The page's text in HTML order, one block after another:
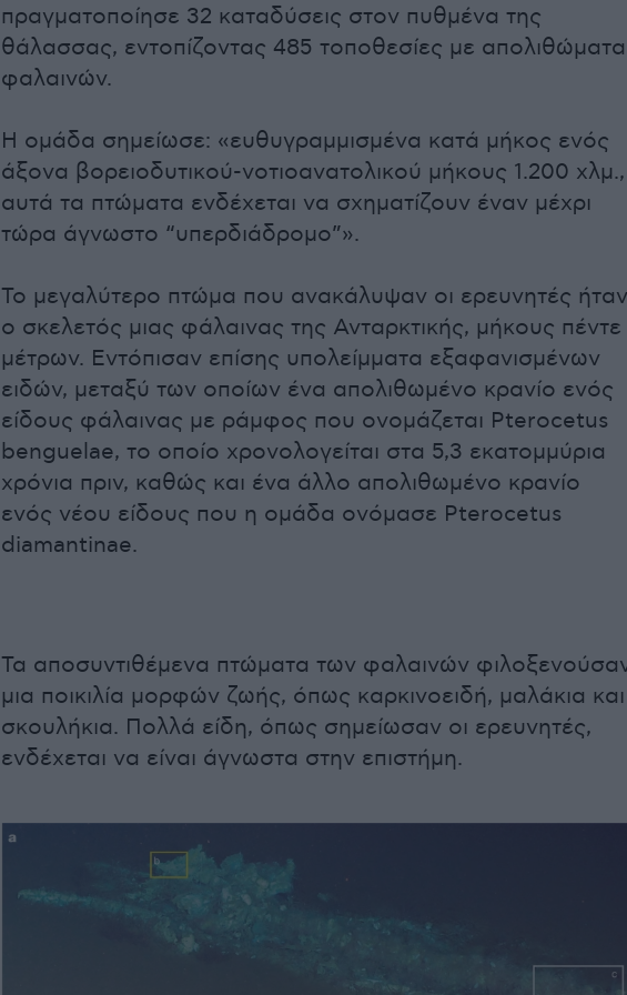
πραγματοποίησε 32 καταδύσεις στον πυθμένα της
θάλασσας, εντοπίζοντας 485 τοποθεσίες με απολιθώματα
φαλαινών.
Η ομάδα σημείωσε: «ευθυγραμμισμένα κατά μήκος ενός
άξονα βορειοδυτικού-νοτιοανατολικού μήκους 1.200 χλμ.,
αυτά τα πτώματα ενδέχεται να σχηματίζουν έναν μέχρι
τώρα άγνωστο “υπερδιάδρομο”».
Το μεγαλύτερο πτώμα που ανακάλυψαν οι ερευνητές ήταν
ο σκελετός μιας φάλαινας της Ανταρκτικής, μήκους πέντε
μέτρων. Εντόπισαν επίσης υπολείμματα εξαφανισμένων
ειδών, μεταξύ των οποίων ένα απολιθωμένο κρανίο ενός
είδους φάλαινας με ράμφος που ονομάζεται Pterocetus
benguelae, το οποίο χρονολογείται στα 5,3 εκατομμύρια
χρόνια πριν, καθώς και ένα άλλο απολιθωμένο κρανίο
ενός νέου είδους που η ομάδα ονόμασε Pterocetus
diamantinae.
Τα αποσυντιθέμενα πτώματα των φαλαινών
μια ποικιλία μορφών ζωής, όπως καρκινοειδή, μαλάκια και
σκουλήκια. Πολλά είδη, όπως σημείωσαν οι ερευνητές,
ενδέχεται να είναι άγνωστα στην επιστήμη.